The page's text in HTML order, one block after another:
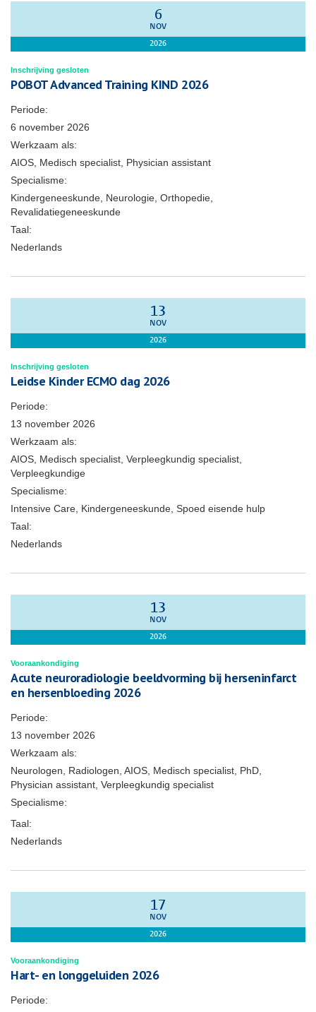
6
NOV
2026
Inschrijving gesloten
POBOT Advanced Training KIND 2026
Periode:
6 november 2026
Werkzaam als:
AIOS, Medisch specialist, Physician assistant
Specialisme:
Kindergeneeskunde, Neurologie, Orthopedie,
Revalidatiegeneeskunde
Taal:
Nederlands
13
NOV
2026
Inschrijving gesloten
Leidse Kinder ECMO dag 2026
Periode:
13 november 2026
Werkzaam als:
AIOS, Medisch specialist, Verpleegkundig specialist,
Verpleegkundige
Specialisme:
Intensive Care, Kindergeneeskunde, Spoed eisende hulp
Taal:
Nederlands
13
NOV
2026
Vooraankondiging
Acute neuroradiologie beeldvorming bij herseninfarct
en hersenbloeding 2026
Periode:
13 november 2026
Werkzaam als:
Neurologen, Radiologen, AIOS, Medisch specialist, PhD,
Physician assistant, Verpleegkundig specialist
Specialisme:
Taal:
Nederlands
17
NOV
2026
Vooraankondiging
Hart- en longgeluiden 2026
Periode: